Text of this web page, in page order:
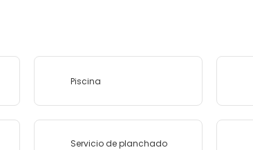
Piscina
Servicio de planchado